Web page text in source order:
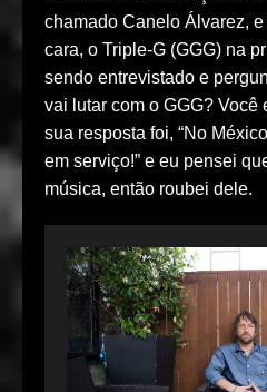
chamado Canelo Álvarez,
cara, o Triple-G (GGG) na
sendo entrevistado e
vai lutar com o GGG? Você
sua resposta foi, “No
em serviço!” e eu pensei
música, então roubei dele.